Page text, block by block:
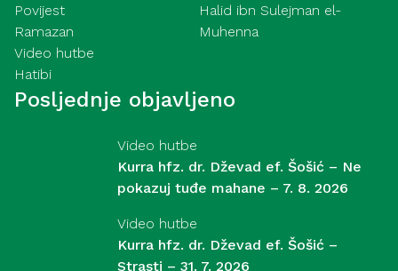
Povijest
Ramazan
Video hutbe
Hatibi
Halid ibn Sulejman el-
Muhenna
Posljednje objavljeno
Video hutbe
Kurra hfz. dr. Dževad ef. Šošić – Ne
pokazuj tuđe mahane – 7. 8. 2026
Video hutbe
Kurra hfz. dr. Dževad ef. Šošić –
Strasti – 31. 7. 2026